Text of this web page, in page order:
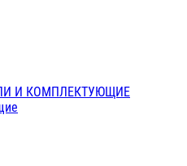
И КОМПЛЕКТУЮЩИЕ